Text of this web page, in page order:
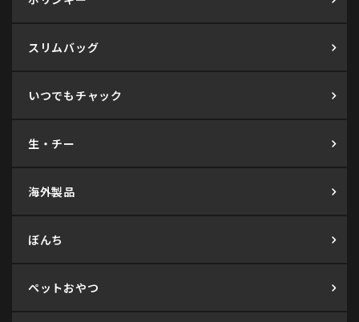
スリムバッグ
いつでもチャック
生・チー
海外製品
ぼんち
ペットおやつ